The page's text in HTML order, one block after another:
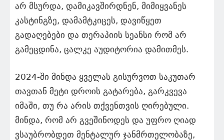
არ მსურდა, დამიკავშირდნენ, მიმიყვანეს
კასტინგზე, დამამტკიცეს, დავიწყეთ
გადაღებები და თერაპიის სეანსი რომ არ
გამეცდინა, ცალკე აუდიტორია დამითმეს.
2024-ში მინდა ყველას გისურვოთ საკუთარ
თავთან მეტი დროის გატარება, გარკვევა
იმაში, თუ რა არის თქვენთვის ღირებული.
მინდა, რომ არ გვეშინოდეს და უფრო ღიად
ვსაუბრობდეთ მენტალურ ჯანმრთელობაზე,